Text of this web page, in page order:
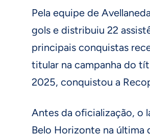
Pela equipe de
gols e distribuiu 22
principais conquistas
titular na campanha do
2025, conquistou a
Antes da oficialização, o
Belo Horizonte na última